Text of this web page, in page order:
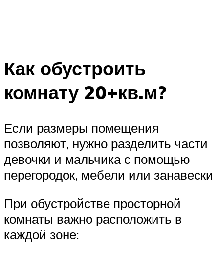
Как обустроить
комнату 20+кв.м?
Если размеры помещения
позволяют, нужно разделить части
девочки и мальчика с помощью
перегородок, мебели или занавески
При обустройстве просторной
комнаты важно расположить в
каждой зоне: